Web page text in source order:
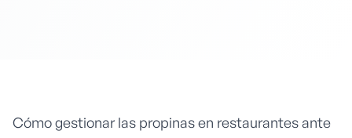
Cómo gestionar las propinas en restaurantes ante